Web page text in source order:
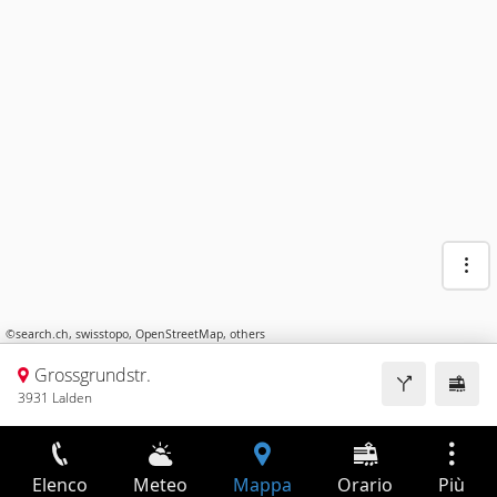
©search.ch, swisstopo, OpenStreetMap, others
Grossgrundstr.
3931 Lalden
Elenco Meteo Mappa Orario Più